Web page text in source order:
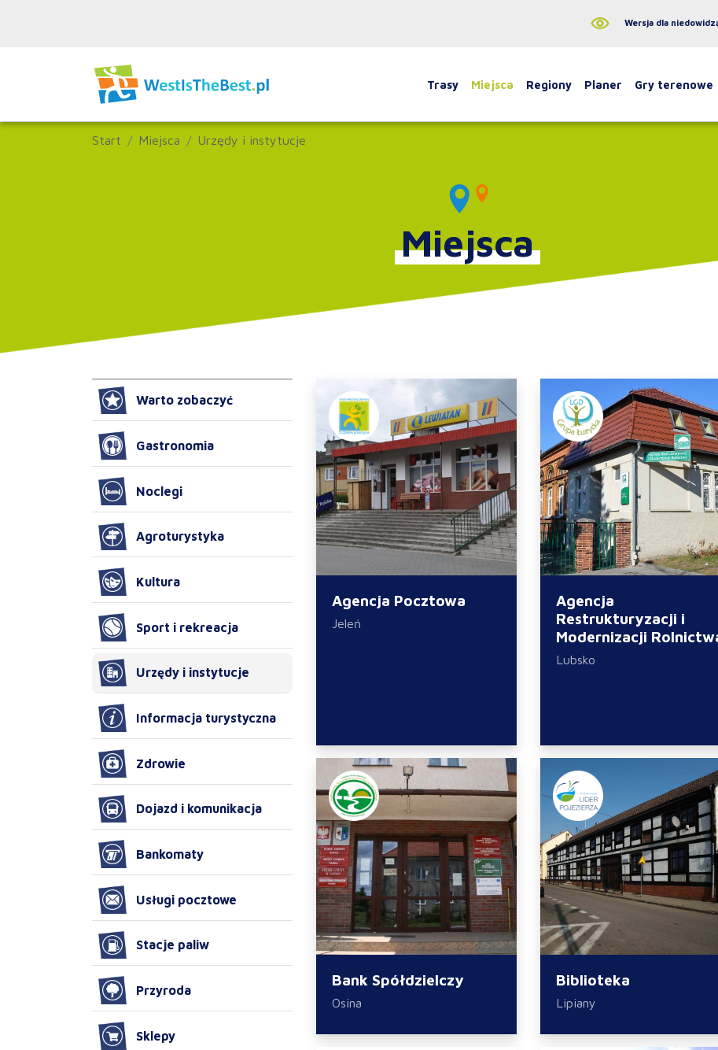
Wersja dla
Trasy Miejsca Regiony Planer Gry terenowe
Start Miejsca Urzędy i instytucje
Miejsca
Agencja Pocztowa
Jeleń
Agencja
Restrukturyzacji i
Modernizacji
Lubsko
Bank Spółdzielczy
Osina
Biblioteka
Lipiany
Warto zobaczyć
Gastronomia
Noclegi
Agroturystyka
Kultura
Sport i rekreacja
Urzędy i instytucje
Informacja turystyczna
Zdrowie
Dojazd i komunikacja
Bankomaty
Usługi pocztowe
Stacje paliw
Przyroda
Sklepy